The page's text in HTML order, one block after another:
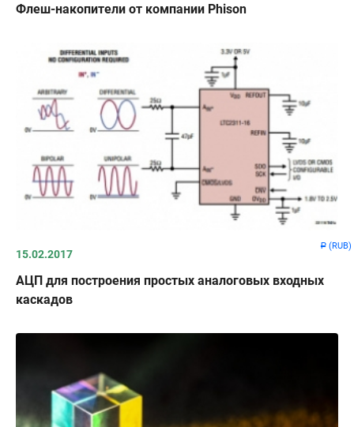
Р (RUB)
Флеш-накопители от компании Phison
15.02.2017
АЦП для построения простых аналоговых входных
каскадов